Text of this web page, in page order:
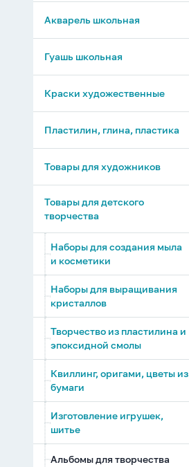
Щетина
Наборы кистей
Стаканы Непроливайки
Акварель школьная
Гуашь школьная
Краски художественные
Темпера, масляные краски
Акриловые краски
поштучно
Акриловые краски в
наборах
Витражные краски, гель,
трафареты, блёстки
Боди Арт
Гуашь художественная
Вспомогательные средства
д/живописи
Акварель художественная
керамике, ткани
Пластилин, глина, пластика
Полимерная глина
(пластика)
пластилина и глины
Школьный пластилин
Глина, гипс, скульптурный
Масса для лепки, цветной
Товары для художников
Холсты, картон д/
художественных работ
Наборы холстов и картона
Холсты на подрамнике
Картон, бумага
художественная
Холсты на картоне и МДФ
Мольберты, ящики, стулья
Мягкие материалы (пастель,
уголь, сепия, поталь, соус)
Инструменты для
художников
Товары для детского
творчества
Наборы для создания мыла
и косметики
Наборы для выращивания
кристаллов
Творчество из пластилина и
эпоксидной смолы
Квиллинг, оригами, цветы из
бумаги
Изготовление игрушек,
шитье
Альбомы для творчества